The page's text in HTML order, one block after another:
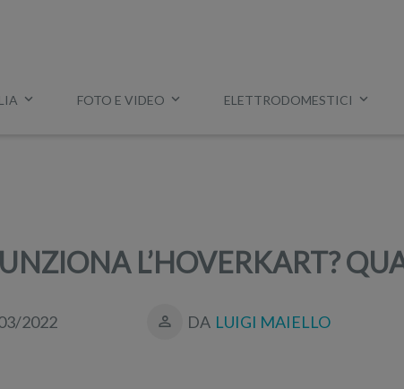
FOTO E VIDEO ELETTRODOMESTICI
L’HOVERKART?
2022 DA LUIGI MAIELLO